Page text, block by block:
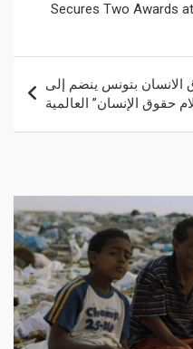
Secures Two Awards
الانسان بتونس ينضم إلى
حقوق الإنسان” العالمية